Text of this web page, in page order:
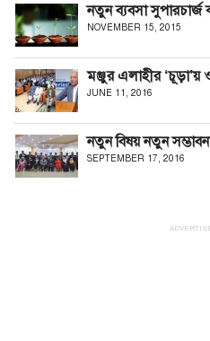
নতুন ব্যবসা
NOVEMBER 15, 2015
মঞ্জুর এলাহীর ‘চূড়া’য়
JUNE 11, 2016
নতুন বিষয় নতুন সম্ভাবনা
SEPTEMBER 17, 2016